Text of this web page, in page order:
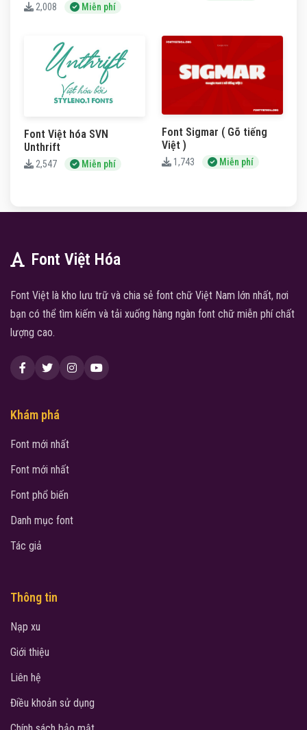
2,008 Miễn phí
Font Việt hóa SVN
Unthrift
2,547 Miễn phí
Font Sigmar ( Gõ tiếng
Việt )
1,743 Miễn phí
Font Việt Hóa
Font Việt là kho lưu trữ và chia sẻ font chữ Việt Nam lớn nhất, nơi
bạn có thể tìm kiếm và tải xuống hàng ngàn font chữ miễn phí chất
lượng cao.
Khám phá
Font mới nhất
Font mới nhất
Font phổ biến
Danh mục font
Tác giả
Thông tin
Nạp xu
Giới thiệu
Liên hệ
Điều khoản sử dụng